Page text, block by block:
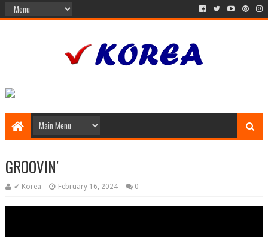
GROOVIN'
✔ Korea February 16, 2024 0